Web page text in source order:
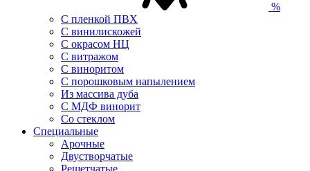
%
С пленкой ПВХ
С винилискожей
С окрасом НЦ
С витражом
С виноритом
С порошковым напылением
Из массива дуба
С МДФ винорит
Со стеклом
Специальные
Арочные
Двустворчатые
Решетчатые